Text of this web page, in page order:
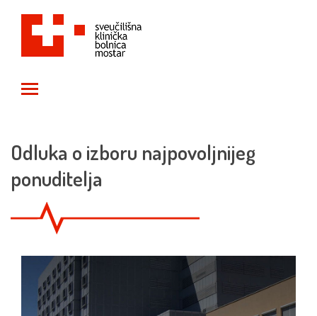
Odluka o izboru najpovoljnijeg
ponuditelja